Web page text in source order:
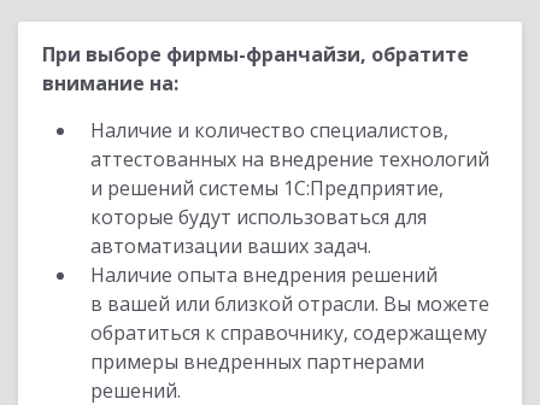
При выборе фирмы-франчайзи, обратите
внимание на:
Наличие и количество специалистов,
аттестованных на внедрение технологий
и решений системы 1С:Предприятие,
которые будут использоваться для
автоматизации ваших задач.
Наличие опыта внедрения решений
в вашей или близкой отрасли. Вы можете
обратиться к справочнику, содержащему
примеры внедренных партнерами
решений.